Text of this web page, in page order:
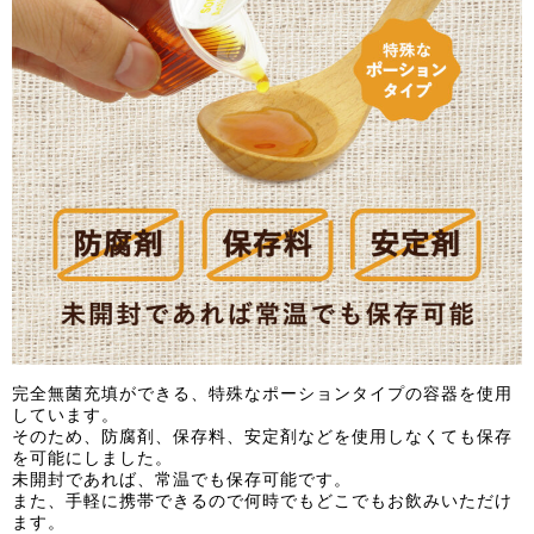
完全無菌充填ができる、特殊なポーションタイプの容器を使用
しています。
そのため、防腐剤、保存料、安定剤などを使用しなくても保存
を可能にしました。
未開封であれば、常温でも保存可能です。
また、手軽に携帯できるので何時でもどこでもお飲みいただけ
ます。